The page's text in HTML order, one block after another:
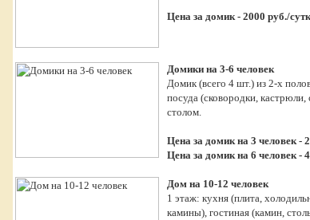
Цена за домик - 2000 руб./
Домики на 3-6 человек
Домик (всего 4 шт.) из 2-х
посуда (сковородки,
столом.
Цена за домик на 3 человек -
Цена за домик на 6 человек -
Дом на 10-12 человек
1 этаж: кухня (плита,
камины), гостиная (камин,